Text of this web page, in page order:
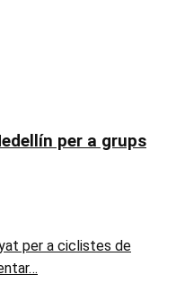
per a grups
per a ciclistes de